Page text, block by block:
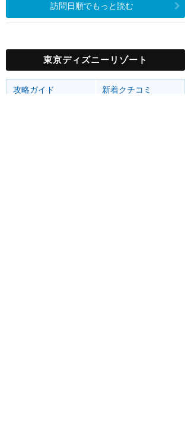
訪問日順でもっと読む
東京ディズニーリゾート
攻略ガイド
新着クチコミ